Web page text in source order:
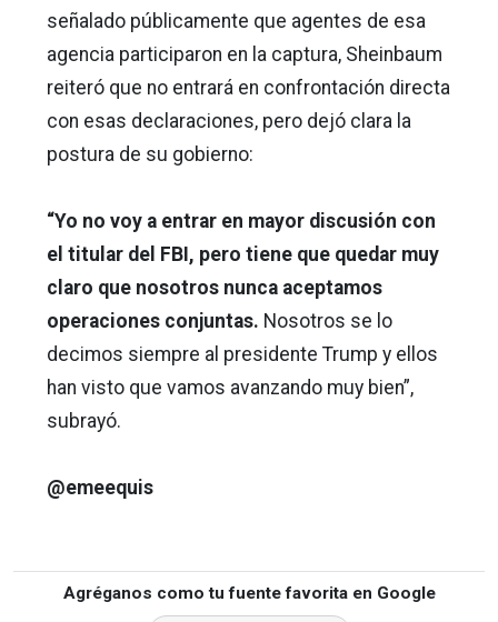
señalado públicamente que agentes de esa
agencia participaron en la captura, Sheinbaum
reiteró que no entrará en confrontación directa
con esas declaraciones, pero dejó clara la
postura de su gobierno:
“Yo no voy a entrar en mayor discusión con
el titular del FBI, pero tiene que quedar muy
claro que nosotros nunca aceptamos
operaciones conjuntas. Nosotros se lo
decimos siempre al presidente Trump y ellos
han visto que vamos avanzando muy bien”,
subrayó.
@emeequis
Agréganos como tu fuente favorita en Google